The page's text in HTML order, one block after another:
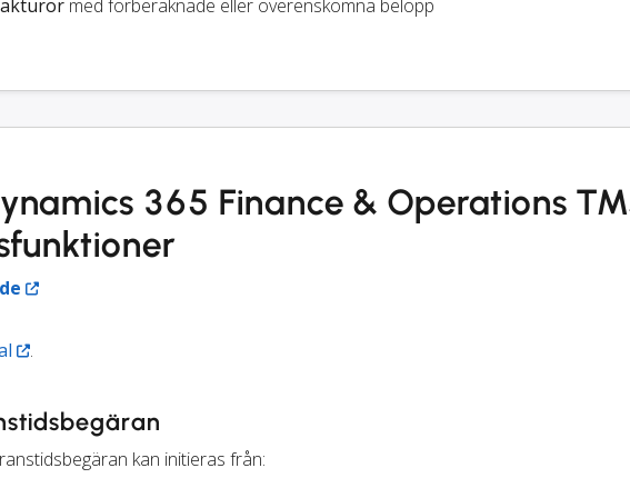
med förberäknade eller överenskomna belopp
365 Finance & Operations
.
kan initieras från: